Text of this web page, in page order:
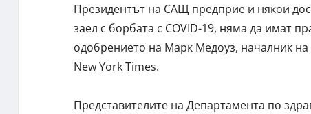
Президентът на САЩ предприе и някои
заел с борбата с COVID-19, няма да имат
одобрението на Марк Медоуз, началник
New York Times.
Представителите на Департамента по